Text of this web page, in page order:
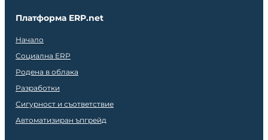
Платформа ERP.net
Начало
Социална ERP
Родена в облака
Разработки
Сигурност и съответствие
Автоматизиран ъпгрейд